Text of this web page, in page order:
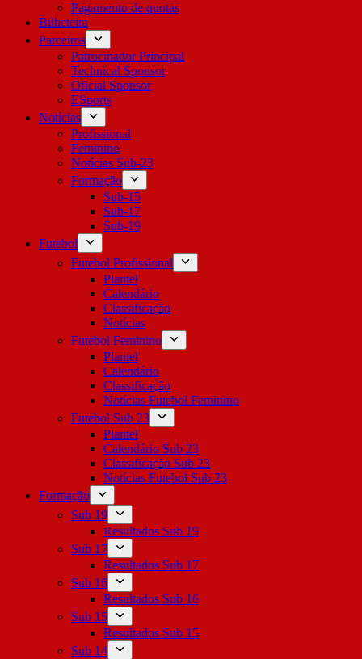
Pagamento de quotas
Bilheteira
Parceiros
Patrocinador Principal
Technical Sponsor
Oficial Sponsor
ESports
Notícias
Profissional
Feminino
Notícias Sub-23
Formação
Sub-15
Sub-17
Sub-19
Futebol
Futebol Profissional
Plantel
Calendário
Classificação
Notícias
Futebol Feminino
Plantel
Calendário
Classificação
Notícias Futebol Feminino
Futebol Sub 23
Plantel
Calendário Sub 23
Classificação Sub 23
Notícias Futebol Sub 23
Formação
Sub 19
Resultados Sub 19
Sub 17
Resultados Sub 17
Sub 16
Resultados Sub 16
Sub 15
Resultados Sub 15
Sub 14